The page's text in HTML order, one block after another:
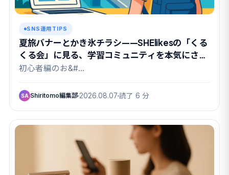
SNS運用TIPS
夏旅バナーとかき氷チラシ——SHElikesの「くる
くる会」に見る、学習コミュニティを本気にさせ
る課題設計
初心者編のお&#…
SA Shiritomo編集部 2026.08.07 読了 6 分